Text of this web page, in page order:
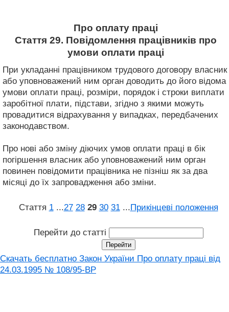
Про оплату праці
Стаття 29. Повідомлення працівників про
умови оплати праці
При укладанні працівником трудового договору власник
або уповноважений ним орган доводить до його відома
умови оплати праці, розміри, порядок і строки виплати
заробітної плати, підстави, згідно з якими можуть
провадитися відрахування у випадках, передбачених
законодавством.
Про нові або зміну діючих умов оплати праці в бік
погіршення власник або уповноважений ним орган
повинен повідомити працівника не пізніш як за два
місяці до їх запровадження або зміни.
Стаття 1 ...27 28 29 30 31 ...Прикінцеві положення
Перейти до статті
Скачать бесплатно Закон України Про оплату праці вiд
24.03.1995 № 108/95-ВР